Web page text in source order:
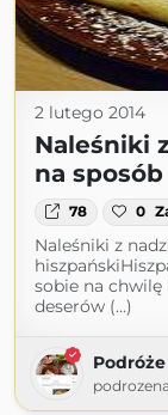
2 lutego 2014
Naleśniki
na
78 0
Naleśniki z
sobie na chwilę
deserów (...)